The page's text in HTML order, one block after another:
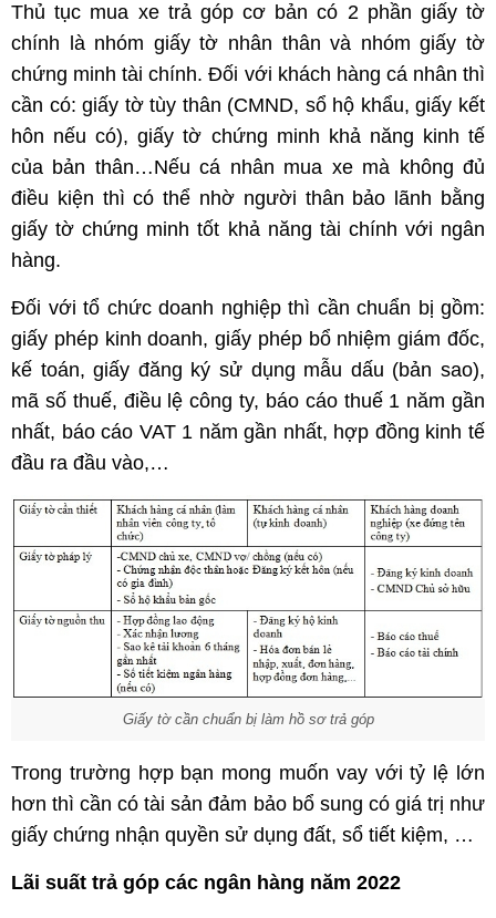
Thủ tục mua xe trả góp cơ bản có 2 phần giấy tờ
chính là nhóm giấy tờ nhân thân và nhóm giấy tờ
chứng minh tài chính. Đối với khách hàng cá nhân thì
cần có: giấy tờ tùy thân (CMND, sổ hộ khẩu, giấy kết
hôn nếu có), giấy tờ chứng minh khả năng kinh tế
của bản thân…Nếu cá nhân mua xe mà không đủ
điều kiện thì có thể nhờ người thân bảo lãnh bằng
giấy tờ chứng minh tốt khả năng tài chính với ngân
hàng.
Đối với tổ chức doanh nghiệp thì cần chuẩn bị gồm:
giấy phép kinh doanh, giấy phép bổ nhiệm giám đốc,
kế toán, giấy đăng ký sử dụng mẫu dấu (bản sao),
mã số thuế, điều lệ công ty, báo cáo thuế 1 năm gần
nhất, báo cáo VAT 1 năm gần nhất, hợp đồng kinh tế
đầu ra đầu vào,…
Giấy tờ cần chuẩn bị làm hồ sơ trả góp
Trong trường hợp bạn mong muốn vay với tỷ lệ lớn
hơn thì cần có tài sản đảm bảo bổ sung có giá trị như
giấy chứng nhận quyền sử dụng đất, sổ tiết kiệm, …
Lãi suất trả góp các ngân hàng năm 2022